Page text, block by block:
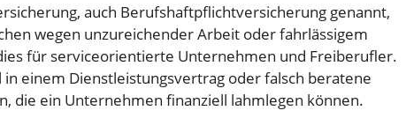
auch Berufshaftpflichtversicherung genannt,
wegen unzureichender Arbeit oder fahrlässigem
für serviceorientierte Unternehmen und Freiberufler.
einem Dienstleistungsvertrag oder falsch beratene
die ein Unternehmen finanziell lahmlegen können.